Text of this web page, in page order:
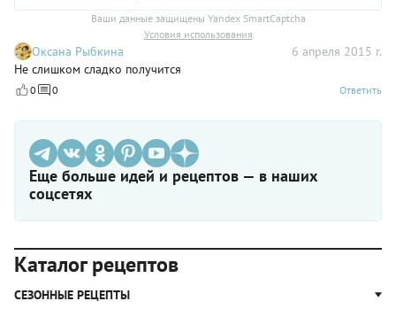
Ваши данные защищены Yandex SmartCaptcha
Условия использования
Оксана Рыбкина
6 апреля 2015 г.
Не слишком сладко получится
0 0 Ответить
Еще больше идей и рецептов — в наших
соцсетях
Каталог рецептов
СЕЗОННЫЕ РЕЦЕПТЫ